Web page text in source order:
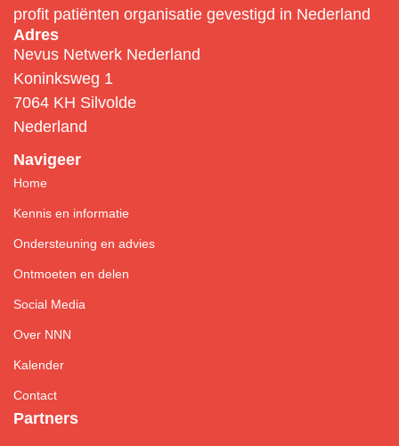
profit patiënten organisatie gevestigd in Nederland
Adres
Nevus Netwerk Nederland
Koninksweg 1
7064 KH Silvolde
Nederland
Navigeer
Home
Kennis en informatie
Ondersteuning en advies
Ontmoeten en delen
Social Media
Over NNN
Kalender
Contact
Partners